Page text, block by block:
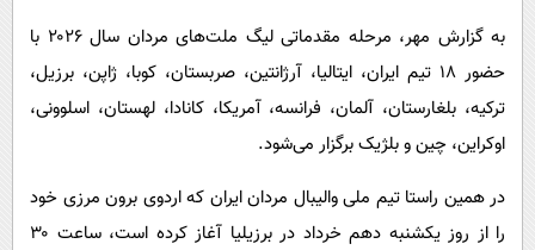
حوادث
محیط زیست
سلامت
فرهنگی
بین الملل
به گزارش مهر، مرحله مقدماتی لیگ ملت‌های مردان سال ۲۰۲۶ با
حضور ۱۸ تیم ایران، ایتالیا، آرژانتین، صربستان، کوبا، ژاپن، برزیل،
ترکیه، بلغارستان، آلمان، فرانسه، آمریکا، کانادا، لهستان، اسلوونی،
اوکراین، چین و بلژیک برگزار می‌شود.
در همین راستا تیم ملی والیبال مردان ایران که اردوی برون مرزی خود
را از روز یکشنبه دهم خرداد در برزیلیا آغاز کرده است، ساعت ۳۰